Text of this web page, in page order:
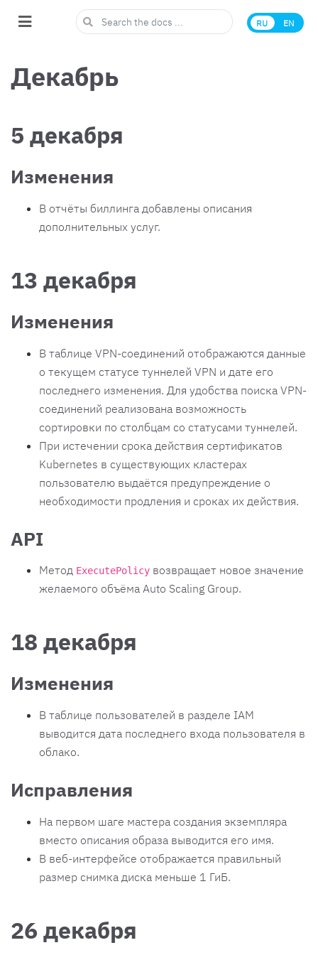
EN
RU
Декабрь
5 декабря
Изменения
В отчёты биллинга добавлены описания
дополнительных услуг.
13 декабря
Изменения
В таблице VPN-соединений отображаются данные
о текущем статусе туннелей VPN и дате его
последнего изменения. Для удобства поиска VPN-
соединений реализована возможность
сортировки по столбцам со статусами туннелей.
При истечении срока действия сертификатов
Kubernetes в существующих кластерах
пользователю выдаётся предупреждение о
необходимости продления и сроках их действия.
API
Метод ExecutePolicy возвращает новое значение
желаемого объёма Auto Scaling Group.
18 декабря
Изменения
В таблице пользователей в разделе IAM
выводится дата последнего входа пользователя в
облако.
Исправления
На первом шаге мастера создания экземпляра
вместо описания образа выводится его имя.
В веб-интерфейсе отображается правильный
размер снимка диска меньше 1 ГиБ.
26 декабря